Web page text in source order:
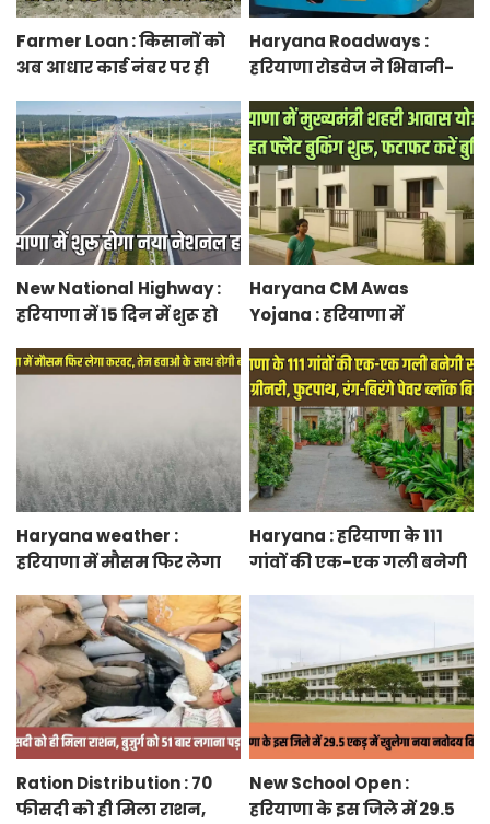
Farmer Loan : किसानों को
अब आधार कार्ड नंबर पर ही
से एमओयू करेगी सरकार
Haryana Roadways :
हरियाणा रोडवेज ने भिवानी-
रुट में किया बदलाव
New National Highway :
हरियाणा में 15 दिन में शुरू हो
केएमपी से होगी सीधी
Haryana CM Awas
Yojana : हरियाणा में
के तहत फ्लैट बुकिंग शुरू,
फटाफट करें बुकिंग
Haryana weather :
हरियाणा में मौसम फिर लेगा
होगी बारिश
Haryana : हरियाणा के 111
गांवों की एक-एक गली बनेगी
Ration Distribution : 70
फीसदी को ही मिला राशन,
New School Open :
हरियाणा के इस जिले में 29.5